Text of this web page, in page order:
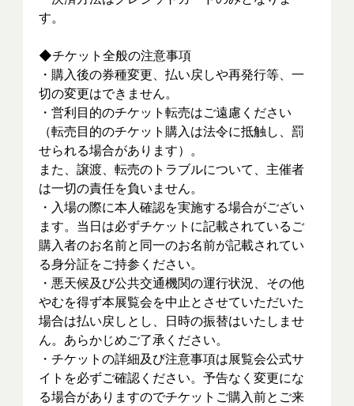
す。
◆チケット全般の注意事項
・購入後の券種変更、払い戻しや再発行等、一
切の変更はできません。
・営利目的のチケット転売はご遠慮ください
（転売目的のチケット購入は法令に抵触し、罰
せられる場合があります）。
また、譲渡、転売のトラブルについて、主催者
は一切の責任を負いません。
・入場の際に本人確認を実施する場合がござい
ます。当日は必ずチケットに記載されているご
購入者のお名前と同一のお名前が記載されてい
る身分証をご持参ください。
・悪天候及び公共交通機関の運行状況、その他
やむを得ず本展覧会を中止とさせていただいた
場合は払い戻しとし、日時の振替はいたしませ
ん。あらかじめご了承ください。
・チケットの詳細及び注意事項は展覧会公式サ
イトを必ずご確認ください。予告なく変更にな
る場合がありますのでチケットご購入前とご来